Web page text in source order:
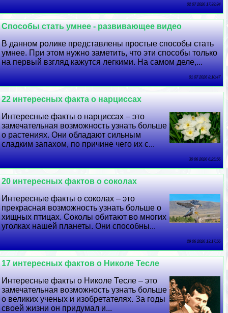
02 07 2026 17:33:34
Способы стать умнее - развивающее видео
В данном ролике представлены простые способы стать
умнее. При этом нужно заметить, что эти способы только
на первый взгляд кажутся легкими. На самом деле,...
01 07 2026 8:10:47
22 интересных факта о нарциссах
Интересные факты о нарциссах – это
замечательная возможность узнать больше
о растениях. Они обладают сильным
сладким запахом, по причине чего их с...
30 06 2026 6:25:56
20 интересных фактов о соколах
Интересные факты о соколах – это
прекрасная возможность узнать больше о
хищных птицах. Соколы обитают во многих
уголках нашей планеты. Они способны...
29 06 2026 13:17:56
17 интересных фактов о Николе Тесле
Интересные факты о Николе Тесле – это
замечательная возможность узнать больше
о великих ученых и изобретателях. За годы
своей жизни он придумал и...